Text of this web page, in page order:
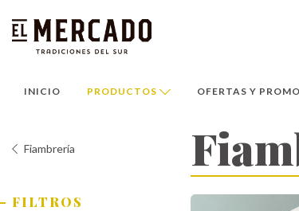
INICIO PRODUCTOS OFERTAS Y
Fiambrería
FILTROS